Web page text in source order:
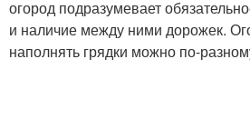
огород подразумевает
и наличие между ними дорожек.
наполнять грядки можно по-